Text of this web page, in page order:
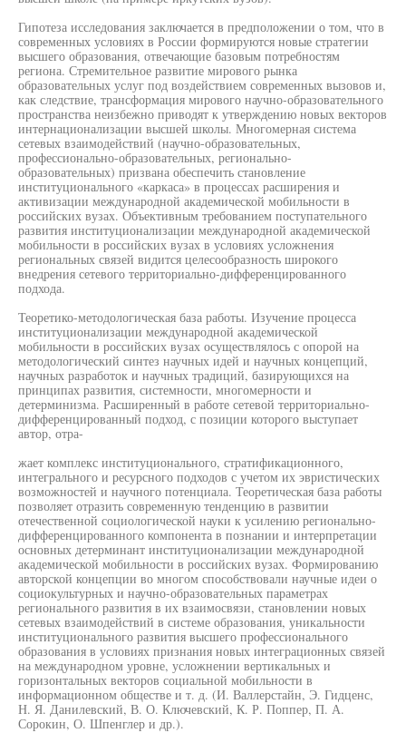
Гипотеза исследования заключается в предположении о том, что в
современных условиях в России формируются новые стратегии
высшего образования, отвечающие базовым потребностям
региона. Стремительное развитие мирового рынка
образовательных услуг под воздействием современных вызовов и,
как следствие, трансформация мирового научно-образовательного
пространства неизбежно приводят к утверждению новых векторов
интернационализации высшей школы. Многомерная система
сетевых взаимодействий (научно-образовательных,
профессионально-образовательных, регионально-
образовательных) призвана обеспечить становление
институционального «каркаса» в процессах расширения и
активизации международной академической мобильности в
российских вузах. Объективным требованием поступательного
развития институционализации международной академической
мобильности в российских вузах в условиях усложнения
региональных связей видится целесообразность широкого
внедрения сетевого территориально-дифференцированного
подхода.
Теоретико-методологическая база работы. Изучение процесса
институционализации международной академической
мобильности в российских вузах осуществлялось с опорой на
методологический синтез научных идей и научных концепций,
научных разработок и научных традиций, базирующихся на
принципах развития, системности, многомерности и
детерминизма. Расширенный в работе сетевой территориально-
дифференцированный подход, с позиции которого выступает
автор, отра-
жает комплекс институционального, стратификационного,
интегрального и ресурсного подходов с учетом их эвристических
возможностей и научного потенциала. Теоретическая база работы
позволяет отразить современную тенденцию в развитии
отечественной социологической науки к усилению регионально-
дифференцированного компонента в познании и интерпретации
основных детерминант институционализации международной
академической мобильности в российских вузах. Формированию
авторской концепции во многом способствовали научные идеи о
социокультурных и научно-образовательных параметрах
регионального развития в их взаимосвязи, становлении новых
сетевых взаимодействий в системе образования, уникальности
институционального развития высшего профессионального
образования в условиях признания новых интеграционных связей
на международном уровне, усложнении вертикальных и
горизонтальных векторов социальной мобильности в
информационном обществе и т. д. (И. Валлерстайн, Э. Гидценс,
Н. Я. Данилевский, В. О. Ключевский, К. Р. Поппер, П. А.
Сорокин, О. Шпенглер и др.).